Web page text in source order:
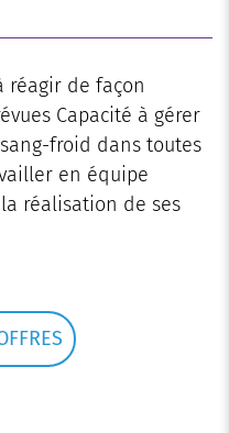
réagir de façon
Capacité à gérer
froid dans toutes
en équipe
réalisation de ses